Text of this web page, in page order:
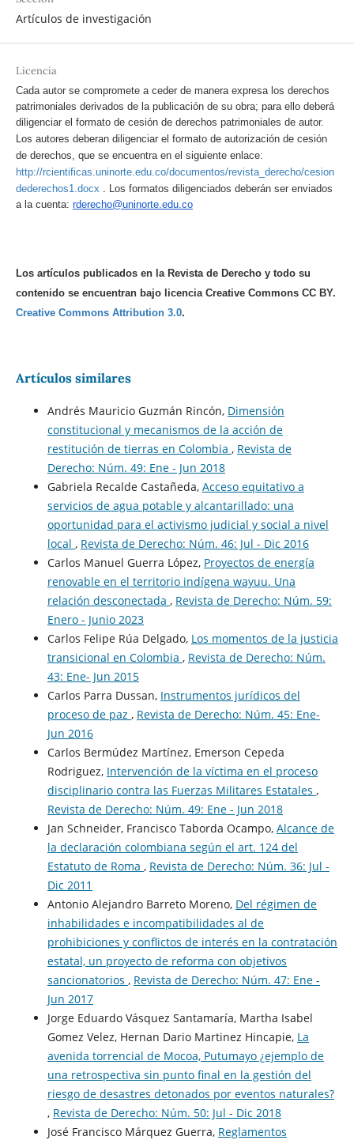
Artículos de investigación
Licencia
Cada autor se compromete a ceder de manera expresa los derechos
patrimoniales derivados de la publicación de su obra; para ello deberá
diligenciar el formato de cesión de derechos patrimoniales de autor.
Los autores deberan diligenciar el formato de autorización de cesión
de derechos, que se encuentra en el siguiente enlace:
http://rcientificas.uninorte.edu.co/documentos/revista_derecho/cesion
dederechos1.docx .
Los formatos diligenciados deberán ser enviados
a la cuenta: rderecho@uninorte.edu.co
Los artículos publicados en la Revista de Derecho y todo su
contenido se encuentran bajo licencia Creative Commons CC BY.
Creative Commons Attribution 3.0.
Artículos similares
Andrés Mauricio Guzmán Rincón, Dimensión
constitucional y mecanismos de la acción de
restitución de tierras en Colombia , Revista de
Derecho: Núm. 49: Ene - Jun 2018
Gabriela Recalde Castañeda, Acceso equitativo a
servicios de agua potable y alcantarillado: una
oportunidad para el activismo judicial y social a nivel
local , Revista de Derecho: Núm. 46: Jul - Dic 2016
Carlos Manuel Guerra López, Proyectos de energía
renovable en el territorio indígena wayuu. Una
relación desconectada , Revista de Derecho: Núm. 59:
Enero - Junio 2023
Carlos Felipe Rúa Delgado, Los momentos de la justicia
transicional en Colombia , Revista de Derecho: Núm.
43: Ene- Jun 2015
Carlos Parra Dussan, Instrumentos jurídicos del
proceso de paz , Revista de Derecho: Núm. 45: Ene-
Jun 2016
Carlos Bermúdez Martínez, Emerson Cepeda
Rodriguez, Intervención de la víctima en el proceso
disciplinario contra las Fuerzas Militares Estatales ,
Revista de Derecho: Núm. 49: Ene - Jun 2018
Jan Schneider, Francisco Taborda Ocampo, Alcance de
la declaración colombiana según el art. 124 del
Estatuto de Roma , Revista de Derecho: Núm. 36: Jul -
Dic 2011
Antonio Alejandro Barreto Moreno, Del régimen de
inhabilidades e incompatibilidades al de
prohibiciones y conflictos de interés en la contratación
estatal, un proyecto de reforma con objetivos
sancionatorios , Revista de Derecho: Núm. 47: Ene -
Jun 2017
Jorge Eduardo Vásquez Santamaría, Martha Isabel
Gomez Velez, Hernan Dario Martinez Hincapie, La
avenida torrencial de Mocoa, Putumayo ¿ejemplo de
una retrospectiva sin punto final en la gestión del
riesgo de desastres detonados por eventos naturales?
, Revista de Derecho: Núm. 50: Jul - Dic 2018
José Francisco Márquez Guerra, Reglamentos